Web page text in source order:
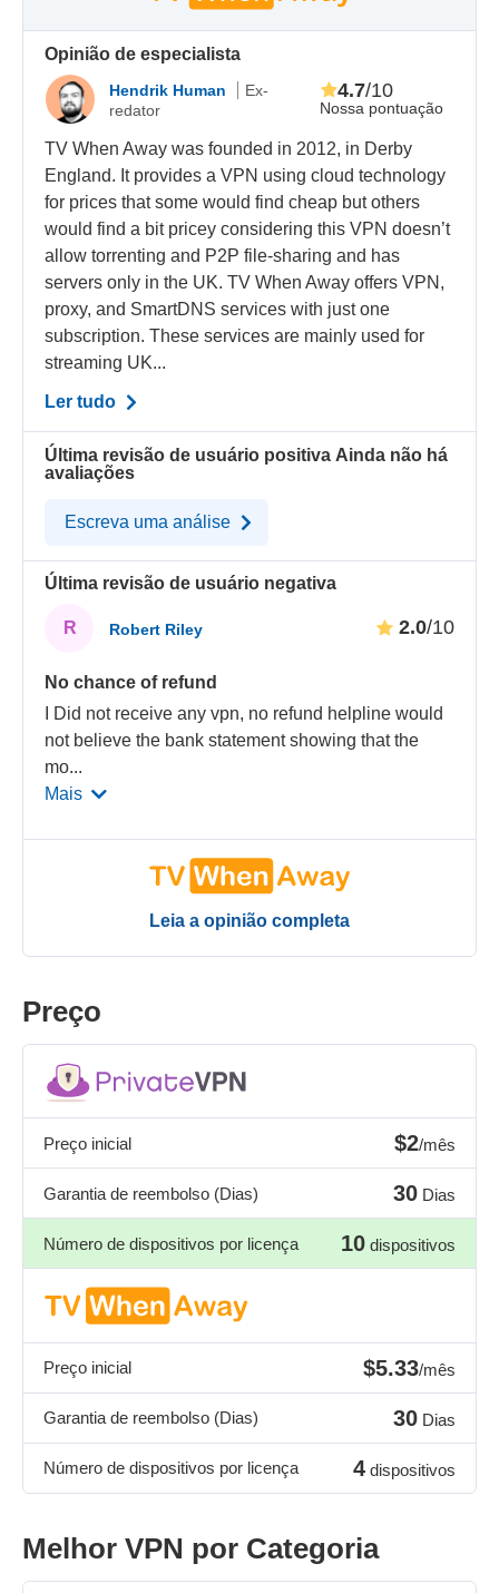
Opinião de especialista
Hendrik Human
Ex-
redator
Nossa pontuação
4.7/10
TV When Away was founded in 2012, in Derby
England. It provides a VPN using cloud technology
for prices that some would find cheap but others
would find a bit pricey considering this VPN doesn’t
allow torrenting and P2P file-sharing and has
servers only in the UK. TV When Away offers VPN,
proxy, and SmartDNS services with just one
subscription. These services are mainly used for
streaming UK...
Ler tudo
Última revisão de usuário positiva Ainda não há
avaliações
Escreva uma análise
Última revisão de usuário negativa
R Robert Riley 2.0/10
No chance of refund
I Did not receive any vpn, no refund helpline would
not believe the bank statement showing that the
mo...
Mais
Leia a opinião completa
Preço
Preço inicial $2/mês
Garantia de reembolso (Dias) 30 Dias
Número de dispositivos por licença 10 dispositivos
Preço inicial $5.33/mês
Garantia de reembolso (Dias) 30 Dias
Número de dispositivos por licença 4 dispositivos
Melhor VPN por Categoria